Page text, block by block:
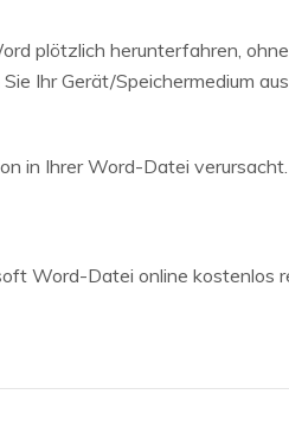
plötzlich herunterfahren,
Ihr Gerät/Speichermedium
in Ihrer Word-Datei verursacht.
Word-Datei online kostenlos